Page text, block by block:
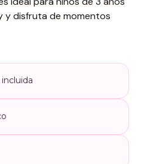
y disfruta de momentos